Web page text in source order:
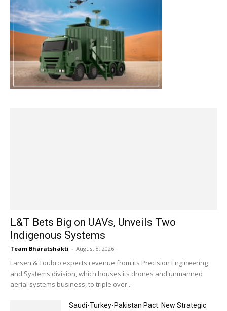
L&T Bets Big on UAVs, Unveils Two
Indigenous Systems
Team Bharatshakti - August 8, 2026
Larsen & Toubro expects revenue from its Precision Engineering
and Systems division, which houses its drones and unmanned
aerial systems business, to triple over...
Saudi-Turkey-Pakistan Pact: New Strategic